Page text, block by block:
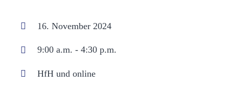
16. November 2024
9:00 a.m. - 4:30 p.m.
HfH und online